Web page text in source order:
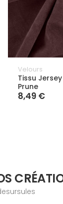
Velours
Tissu
Prune
8,49 €